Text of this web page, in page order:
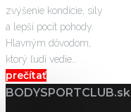
zvýšenie kondície, sily
a lepší pocit pohody.
Hlavným dôvodom,
ktorý ľudí vedie…
prečítať
BODYSPORTCLUB.sk